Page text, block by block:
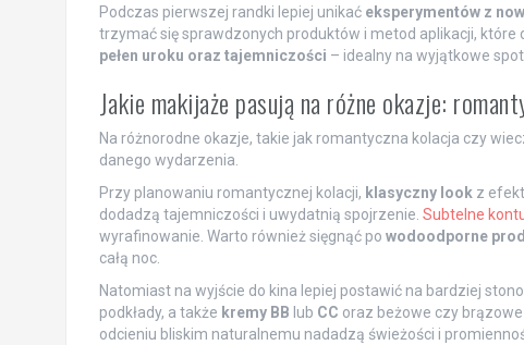
Podczas pierwszej randki lepiej unikać eksperymentów z
trzymać się sprawdzonych produktów i metod aplikacji, które
pełen uroku oraz tajemniczości – idealny na wyjątkowe
Jakie makijaże pasują na różne okazje:
Na różnorodne okazje, takie jak romantyczna kolacja czy
danego wydarzenia.
Przy planowaniu romantycznej kolacji, klasyczny lookz
dodadzą tajemniczości i uwydatnią spojrzenie. Subtelne
wyrafinowanie. Warto również sięgnąć po wodoodporne
całą noc.
Natomiast na wyjście do kina lepiej postawić na bardziej
podkłady, a także kremy BB lub CC oraz beżowe czy
odcieniu bliskim naturalnemu nadadzą świeżości i